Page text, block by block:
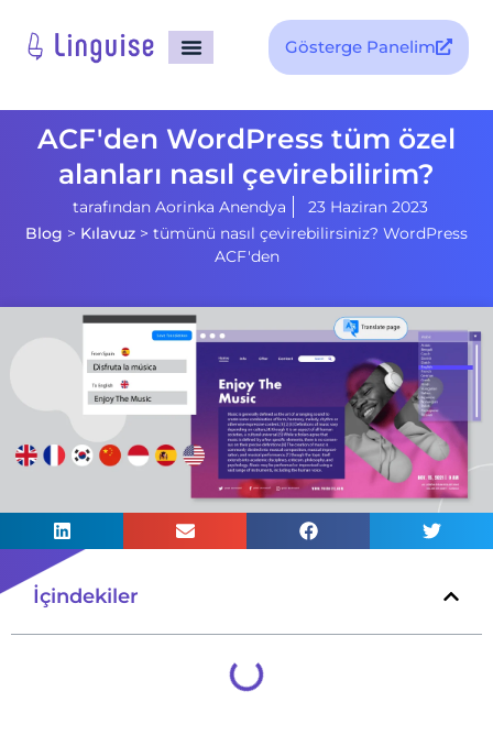
Gösterge Panelim
ACF'den WordPress tüm özel
alanları nasıl çevirebilirim?
tarafından Aorinka Anendya
23 Haziran 2023
Blog > Kılavuz > tümünü nasıl çevirebilirsiniz? WordPress
ACF'den
İçindekiler